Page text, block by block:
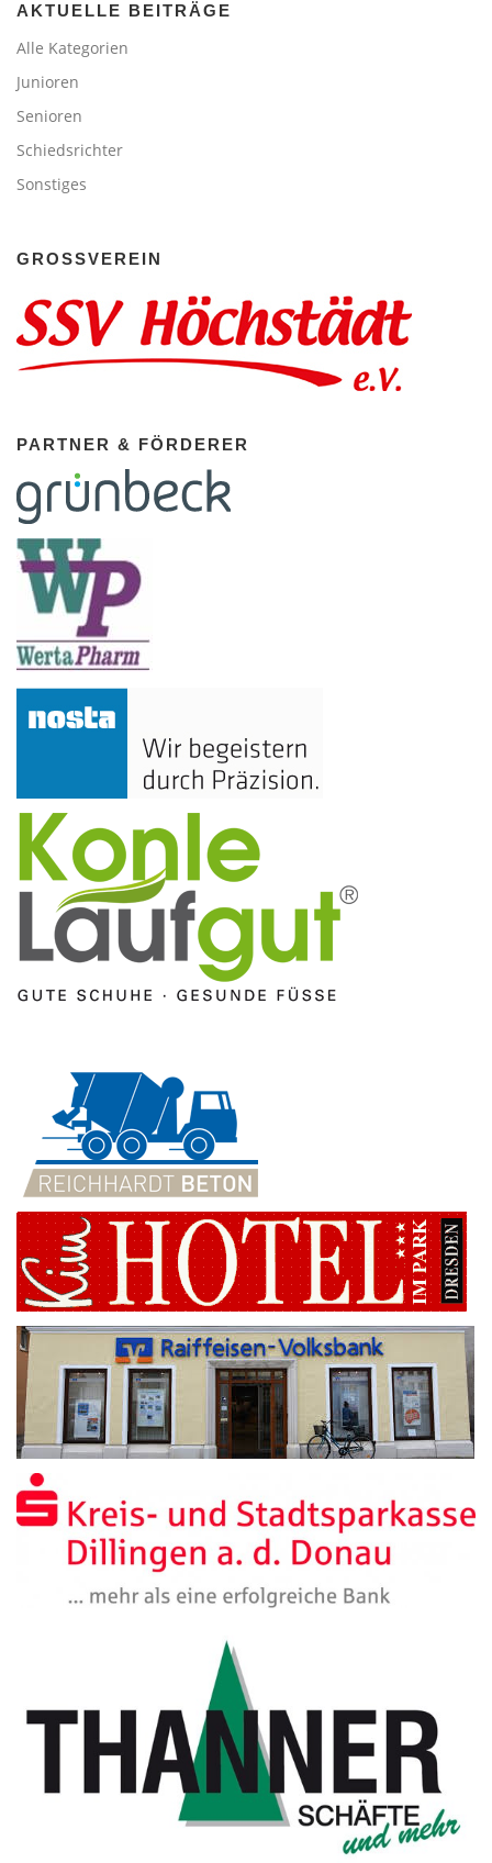
AKTUELLE BEITRÄGE
Alle Kategorien
Junioren
Senioren
Schiedsrichter
Sonstiges
GROSSVEREIN
PARTNER & FÖRDERER